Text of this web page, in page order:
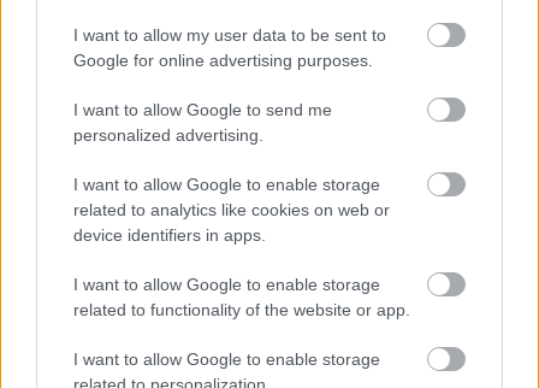
I want to allow my user data to be sent to
Google for online advertising purposes.
I want to allow Google to send me
personalized advertising.
I want to allow Google to enable storage
related to analytics like cookies on web or
device identifiers in apps.
I want to allow Google to enable storage
related to functionality of the website or app.
I want to allow Google to enable storage
NASTĘPNY ARTYKUŁ
2026-06-17 23:56
trenerską. Poprowadzi kluby w 4
lidze